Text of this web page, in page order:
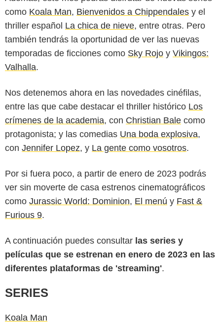
como Koala Man, Bienvenidos a Chippendales y el
thriller español La chica de nieve, entre otras. Pero
también tendrás la oportunidad de ver las nuevas
temporadas de ficciones como Sky Rojo y Vikingos:
Valhalla.
Nos detenemos ahora en las novedades cinéfilas,
entre las que cabe destacar el thriller histórico Los
crímenes de la academia, con Christian Bale como
protagonista; y las comedias Una boda explosiva,
con Jennifer Lopez, y La gente como vosotros.
Por si fuera poco, a partir de enero de 2023 podrás
ver sin moverte de casa estrenos cinematográficos
como Jurassic World: Dominion, El menú y Fast &
Furious 9.
A continuación puedes consultar las series y
películas que se estrenan en enero de 2023 en las
diferentes plataformas de 'streaming'.
SERIES
Koala Man